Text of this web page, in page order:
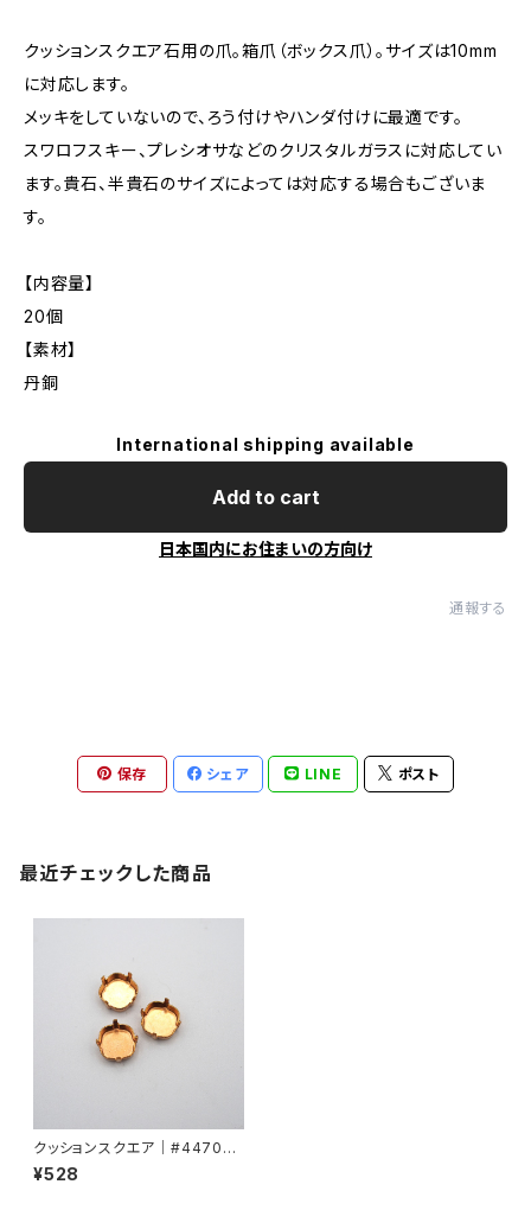
クッションスクエア石用の爪。箱爪（ボックス爪）。サイズは10mm
に対応します。
メッキをしていないので、ろう付けやハンダ付けに最適です。
スワロフスキー、プレシオサなどのクリスタルガラスに対応してい
ます。貴石、半貴石のサイズによっては対応する場合もございま
す。
【内容量】
20個
【素材】
丹銅
International shipping available
Add to cart
日本国内にお住まいの方向け
通報する
保存 シェア LINE ポスト
最近チェックした商品
クッションスクエア｜#4470用
爪10mmmm
¥528